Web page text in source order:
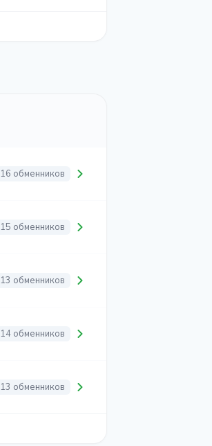
16 обменников
15 обменников
13 обменников
14 обменников
13 обменников